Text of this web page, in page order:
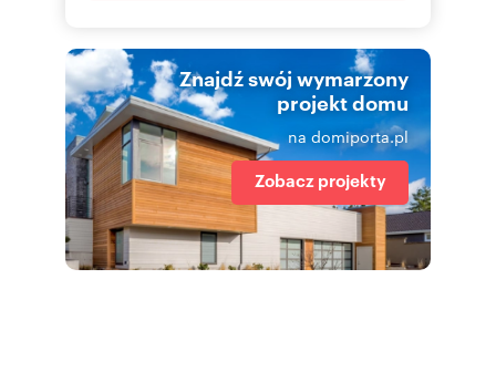
Znajdź swój wymarzony
projekt domu
na domiporta.pl
Zobacz projekty